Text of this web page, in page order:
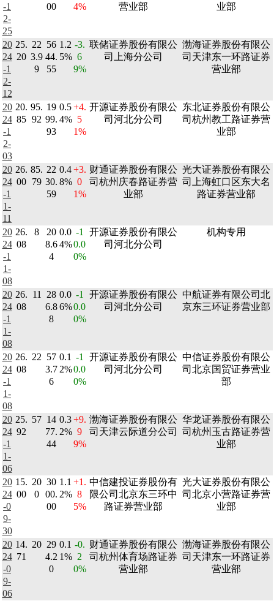
-1
2-
25
00
4%
营业部
业部
20
24
-1
2-
12
25.
20
22
3.9
9
56
44.
55
1.2
5%
-3.
6
9%
联储证券股份有限公
司上海分公司
渤海证券股份有限公
司天津东一环路证券
营业部
20
24
-1
2-
03
20.
85
95.
92
19
99.
93
0.5
4%
+4.
5
1%
开源证券股份有限公
司河北分公司
东北证券股份有限公
司杭州教工路证券营
业部
20
24
-1
1-
11
26.
00
85.
79
22
30.
59
0.4
8%
+3.
0
1%
财通证券股份有限公
司杭州庆春路证券营
业部
光大证券股份有限公
司上海虹口区东大名
路证券营业部
20
24
-1
1-
08
26.
08
8
20
8.6
4
0.0
4%
-1
0.0
0%
开源证券股份有限公
司河北分公司
机构专用
20
24
-1
1-
08
26.
08
11
28
6.8
8
0.0
6%
-1
0.0
0%
开源证券股份有限公
司河北分公司
中航证券有限公司北
京东三环证券营业部
20
24
-1
1-
08
26.
08
22 57
3.7
6
0.1
2%
-1
0.0
0%
开源证券股份有限公
司河北分公司
中信证券股份有限公
司北京国贸证券营业
部
20
24
-1
1-
06
25.
92
57 14
77.
44
0.3
2%
+9.
9
9%
渤海证券股份有限公
司天津云际道分公司
华龙证券股份有限公
司杭州玉古路证券营
业部
20
24
-0
9-
30
15.
00
20
0
30
00.
00
1.1
2%
+1.
8
5%
中信建投证券股份有
限公司北京东三环中
路证券营业部
光大证券股份有限公
司北京小营路证券营
业部
20
24
-0
9-
06
14.
71
20 29
4.2
0
0.1
1%
-0.
2
0%
财通证券股份有限公
司杭州体育场路证券
营业部
渤海证券股份有限公
司天津东一环路证券
营业部